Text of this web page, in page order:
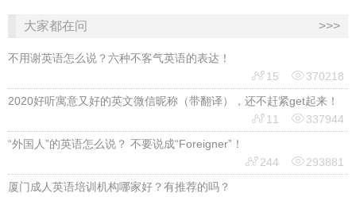
大家都在问 >>>
不用谢英语怎么说？六种不客气英语的表达！
15 370218
2020好听寓意又好的英文微信昵称（带翻译），还不赶紧get起来！
11 337944
“外国人”的英语怎么说？ 不要说成“Foreigner”！
244 293881
厦门成人英语培训机构哪家好？有推荐的吗？